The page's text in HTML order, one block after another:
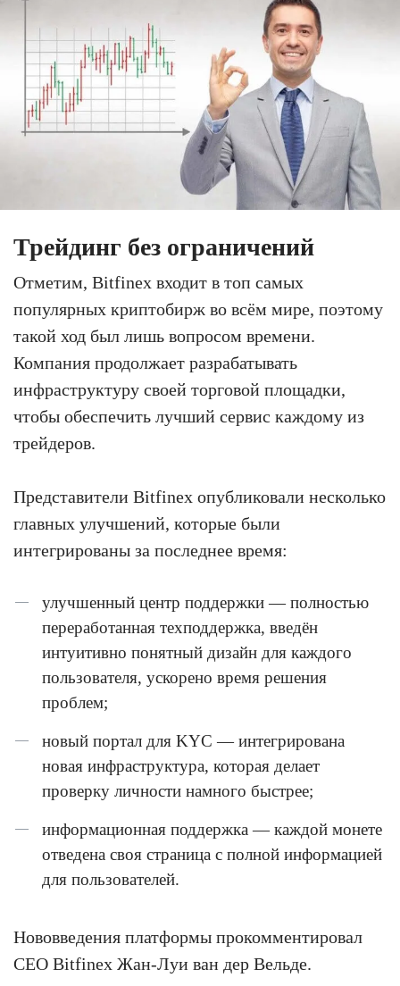
Трейдинг без ограничений
Отметим, Bitfinex входит в топ самых
популярных криптобирж во всём мире, поэтому
такой ход был лишь вопросом времени.
Компания продолжает разрабатывать
инфраструктуру своей торговой площадки,
чтобы обеспечить лучший сервис каждому из
трейдеров.
Представители Bitfinex опубликовали несколько
главных улучшений, которые были
интегрированы за последнее время:
улучшенный центр поддержки — полностью
переработанная техподдержка, введён
интуитивно понятный дизайн для каждого
пользователя, ускорено время решения
проблем;
новый портал для KYC — интегрирована
новая инфраструктура, которая делает
проверку личности намного быстрее;
информационная поддержка — каждой монете
отведена своя страница с полной информацией
для пользователей.
Нововведения платформы прокомментировал
CEO Bitfinex Жан-Луи ван дер Вельде.